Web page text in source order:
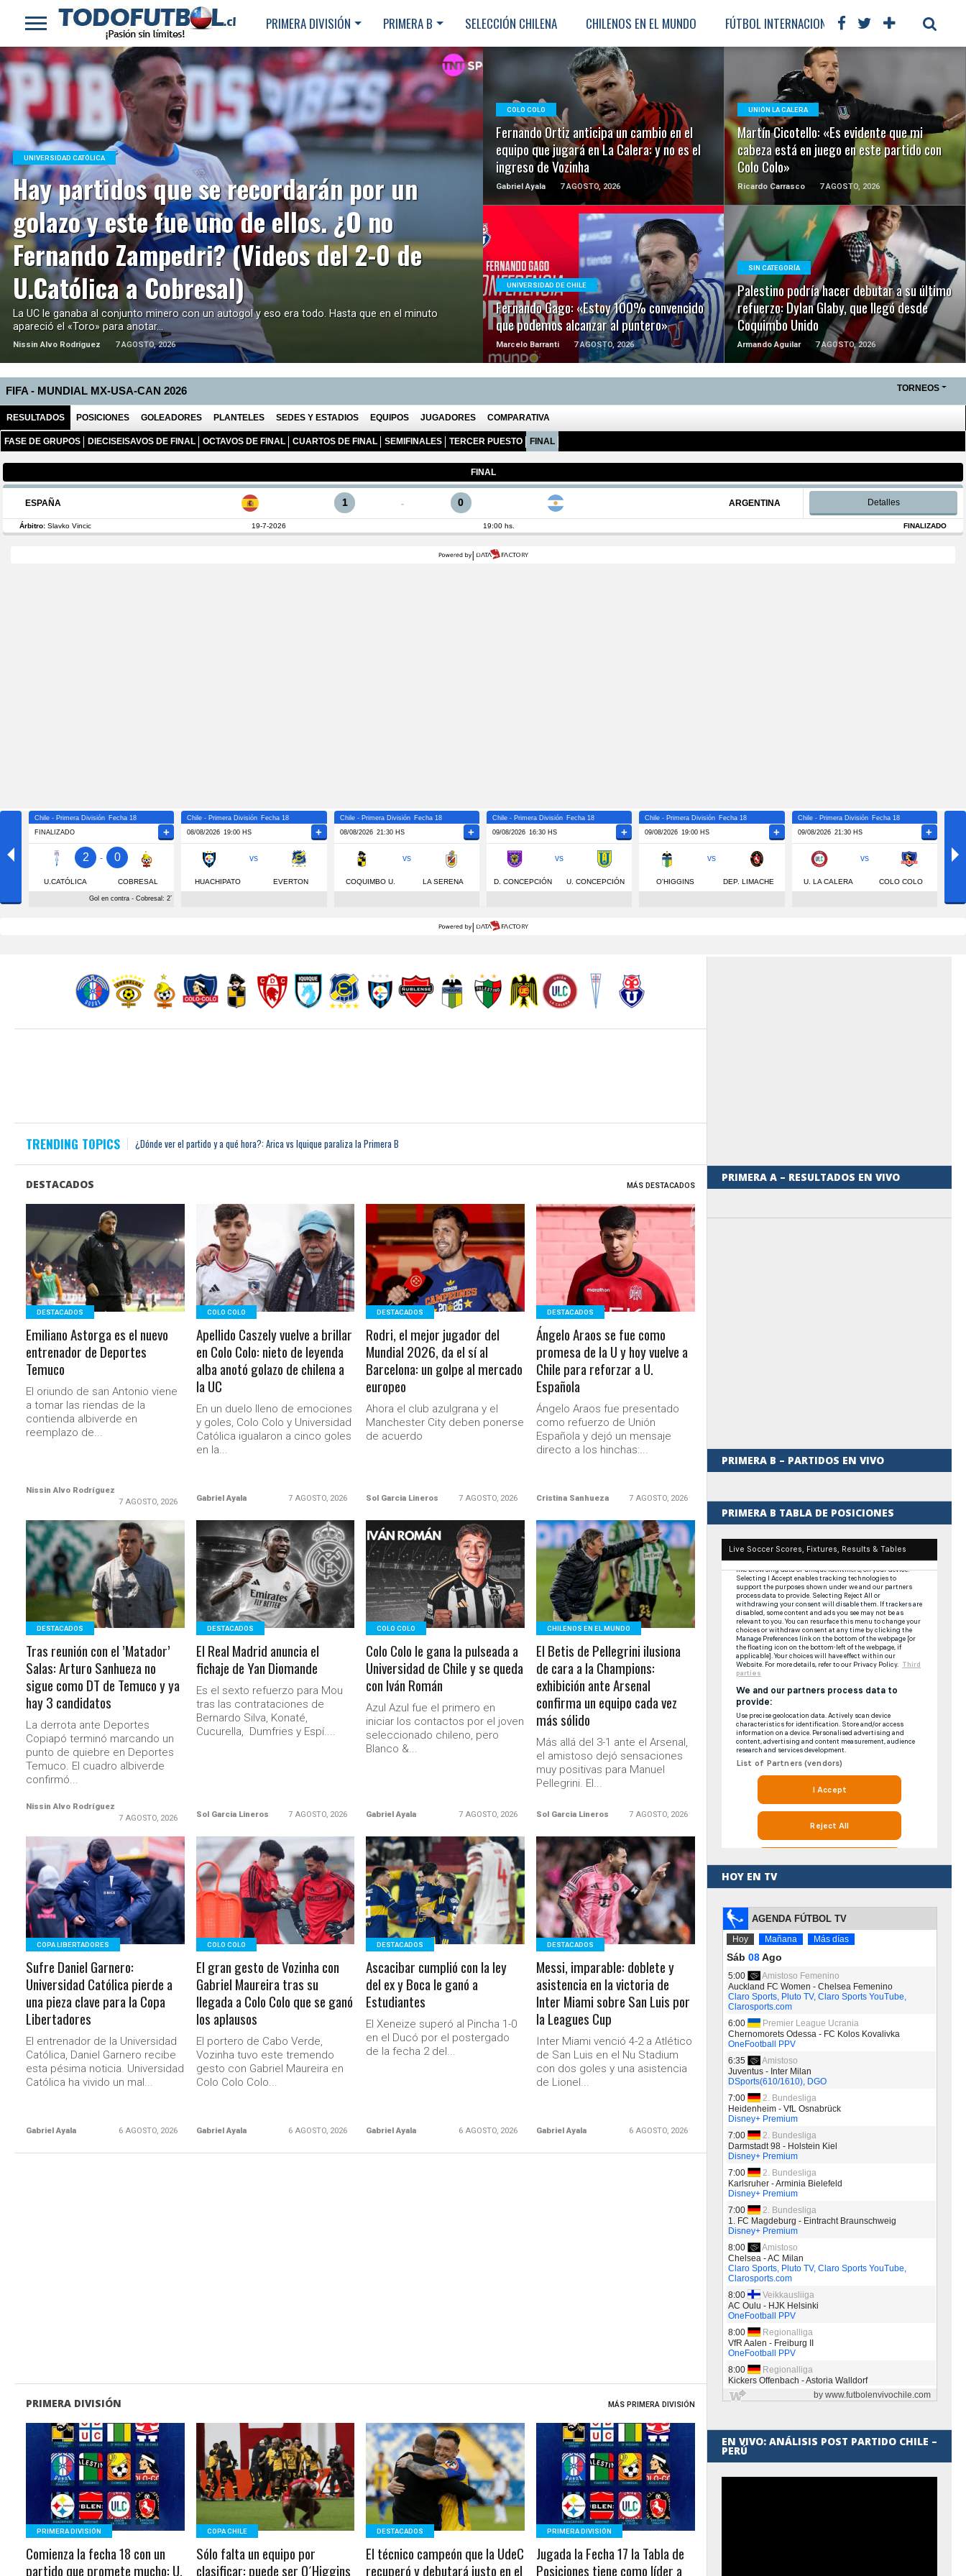
PRIMERA DIVISIÓN PRIMERA B SELECCIÓN CHILENA CHILENOS EN EL MUNDO FÚTBOL INTERNACIONAL
UNIVERSIDAD CATÓLICA
Hay partidos que se recordarán por un
golazo y este fue uno de ellos. ¿O no
Fernando Zampedri? (Videos del 2-0 de
U.Católica a Cobresal)
La UC le ganaba al conjunto minero con un autogol y eso era todo. Hasta que en el minuto
apareció el «Toro» para anotar...
Nissin Alvo Rodríguez 7 AGOSTO, 2026
LEER MÁS
COLO COLO
Fernando Ortiz anticipa un cambio en el
equipo que jugará en La Calera: y no es el
ingreso de Vozinha
Gabriel Ayala 7 AGOSTO, 2026
LEER MÁS UNIÓN LA CALERA
Martín Cicotello: «Es evidente que mi
cabeza está en juego en este partido con
Colo Colo»
Ricardo Carrasco 7 AGOSTO, 2026
LEER MÁS
UNIVERSIDAD DE CHILE
Fernando Gago: «Estoy 100% convencido
que podemos alcanzar al puntero»
Marcelo Barranti 7 AGOSTO, 2026
LEER MÁS SIN CATEGORÍA
Palestino podría hacer debutar a su último
refuerzo: Dylan Glaby, que llegó desde
Coquimbo Unido
Armando Aguilar 7 AGOSTO, 2026
LEER MÁS
PRIMERA A – RESULTADOS EN VIVO
PRIMERA B – PARTIDOS EN VIVO
PRIMERA B TABLA DE POSICIONES
HOY EN TV
EN VIVO: ANÁLISIS POST PARTIDO CHILE –
PERÚ
TRENDING TOPICS
¿Dónde ver el partido y a qué hora?: Arica vs Iquique paraliza la Primera B
Jugada la Fecha 17 la Tabla de Posiciones tiene como líder a Colo Colo y como único escolta a Universidad de Chile
Colo Colo le ganó un partido de locos a Everton: locos lindos en ataque y locos de los otros en defensa (Videos del 4-3)
Boca Juniors: se anticipan cambios en medio campo y en delantera para jugar en Rancagua
DESTACADOS MÁS DESTACADOS
LEER MÁS
DESTACADOS
Emiliano Astorga es el nuevo
entrenador de Deportes
Temuco
El oriundo de san Antonio viene
a tomar las riendas de la
contienda albiverde en
reemplazo de...
Nissin Alvo Rodríguez
7 AGOSTO, 2026
LEER MÁS
COLO COLO
Apellido Caszely vuelve a brillar
en Colo Colo: nieto de leyenda
alba anotó golazo de chilena a
la UC
En un duelo lleno de emociones
y goles, Colo Colo y Universidad
Católica igualaron a cinco goles
en la...
Gabriel Ayala 7 AGOSTO, 2026
LEER MÁS
DESTACADOS
Rodri, el mejor jugador del
Mundial 2026, da el sí al
Barcelona: un golpe al mercado
europeo
Ahora el club azulgrana y el
Manchester City deben ponerse
de acuerdo
Sol Garcia Lineros 7 AGOSTO, 2026
LEER MÁS
DESTACADOS
Ángelo Araos se fue como
promesa de la U y hoy vuelve a
Chile para reforzar a U.
Española
Ángelo Araos fue presentado
como refuerzo de Unión
Española y dejó un mensaje
directo a los hinchas:...
Cristina Sanhueza 7 AGOSTO, 2026
LEER MÁS
DESTACADOS
Tras reunión con el ’Matador’
Salas: Arturo Sanhueza no
sigue como DT de Temuco y ya
hay 3 candidatos
La derrota ante Deportes
Copiapó terminó marcando un
punto de quiebre en Deportes
Temuco. El cuadro albiverde
confirmó...
Nissin Alvo Rodríguez
7 AGOSTO, 2026
LEER MÁS
DESTACADOS
El Real Madrid anuncia el
fichaje de Yan Diomande
Es el sexto refuerzo para Mou
tras las contrataciones de
Bernardo Silva, Konaté,
Cucurella, Dumfries y Espí....
Sol Garcia Lineros 7 AGOSTO, 2026
LEER MÁS
COLO COLO
Colo Colo le gana la pulseada a
Universidad de Chile y se queda
con Iván Román
Azul Azul fue el primero en
iniciar los contactos por el joven
seleccionado chileno, pero
Blanco &...
Gabriel Ayala 7 AGOSTO, 2026
LEER MÁS
CHILENOS EN EL MUNDO
El Betis de Pellegrini ilusiona
de cara a la Champions:
exhibición ante Arsenal
confirma un equipo cada vez
más sólido
Más allá del 3-1 ante el Arsenal,
el amistoso dejó sensaciones
muy positivas para Manuel
Pellegrini. El...
Sol Garcia Lineros 7 AGOSTO, 2026
LEER MÁS
COPA LIBERTADORES
Sufre Daniel Garnero:
Universidad Católica pierde a
una pieza clave para la Copa
Libertadores
El entrenador de la Universidad
Católica, Daniel Garnero recibe
esta pésima noticia. Universidad
Católica ha vivido un mal...
Gabriel Ayala 6 AGOSTO, 2026
LEER MÁS
COLO COLO
El gran gesto de Vozinha con
Gabriel Maureira tras su
llegada a Colo Colo que se ganó
los aplausos
El portero de Cabo Verde,
Vozinha tuvo este tremendo
gesto con Gabriel Maureira en
Colo Colo Colo...
Gabriel Ayala 6 AGOSTO, 2026
LEER MÁS
DESTACADOS
Ascacibar cumplió con la ley
del ex y Boca le ganó a
Estudiantes
El Xeneize superó al Pincha 1-0
en el Ducó por el postergado
de la fecha 2 del...
Gabriel Ayala 6 AGOSTO, 2026
LEER MÁS
DESTACADOS
Messi, imparable: doblete y
asistencia en la victoria de
Inter Miami sobre San Luis por
la Leagues Cup
Inter Miami venció 4-2 a Atlético
de San Luis en el Nu Stadium
con dos goles y una asistencia
de Lionel...
Gabriel Ayala 6 AGOSTO, 2026
PRIMERA DIVISIÓN MÁS PRIMERA DIVISIÓN
LEER MÁS
PRIMERA DIVISIÓN
Comienza la fecha 18 con un
partido que promete mucho: U.
LEER MÁS
COPA CHILE
Sólo falta un equipo por
clasificar: puede ser O´Higgins
LEER MÁS
DESTACADOS
El técnico campeón que la UdeC
recuperó y debutará justo en el
LEER MÁS
PRIMERA DIVISIÓN
Jugada la Fecha 17 la Tabla de
Posiciones tiene como líder a